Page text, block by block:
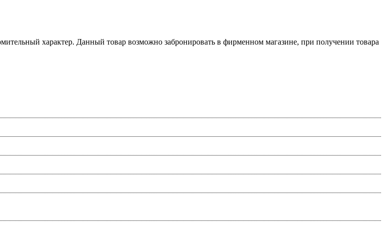
характер. Данный товар возможно забронировать в фирменном магазине, при получении товара